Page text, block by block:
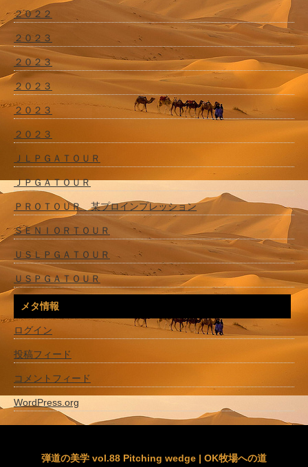
２０２２
２０２３
２０２３
２０２３
２０２３
２０２３
ＪＬＰＧＡＴＯＵＲ
ＪＰＧＡＴＯＵＲ
ＰＲＯＴＯＵＲ 某プロインプレッション
ＳＥＮＩＯＲＴＯＵＲ
ＵＳＬＰＧＡＴＯＵＲ
ＵＳＰＧＡＴＯＵＲ
メタ情報
ログイン
投稿フィード
コメントフィード
WordPress.org
弾道の美学 vol.88 Pitching wedge | OK牧場への道